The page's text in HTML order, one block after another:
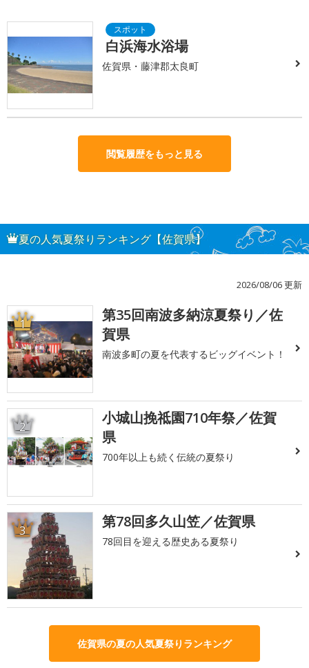
白浜海水浴場
佐賀県・藤津郡太良町
閲覧履歴をもっと見る
夏の人気夏祭りランキング【佐賀県】
2026/08/06 更新
1
第35回南波多納涼夏祭り／佐
賀県
南波多町の夏を代表するビッグイベント！
2
小城山挽祗園710年祭／佐賀
県
700年以上も続く伝統の夏祭り
3 第78回多久山笠／佐賀県
78回目を迎える歴史ある夏祭り
佐賀県の夏の人気夏祭りランキング